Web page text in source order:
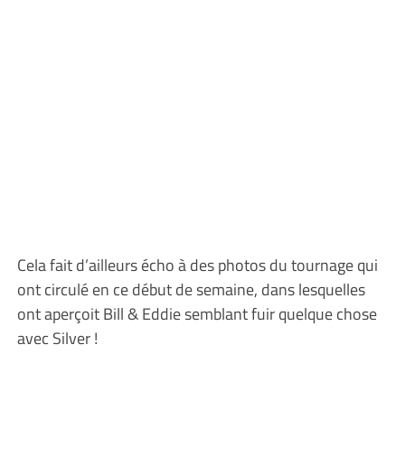
Cela fait d’ailleurs écho à des photos du tournage qui
ont circulé en ce début de semaine, dans lesquelles
ont aperçoit Bill & Eddie semblant fuir quelque chose
avec Silver !